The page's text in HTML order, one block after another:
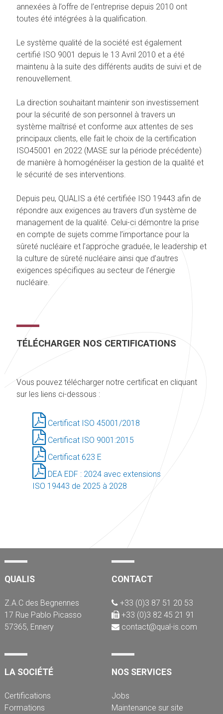
annexées à l’offre de l’entreprise depuis 2010 ont
toutes été intégrées à la qualification.
Le système qualité de la société est également
certifié ISO 9001 depuis le 13 Avril 2010 et a été
maintenu à la suite des différents audits de suivi et de
renouvellement.
La direction souhaitant maintenir son investissement
pour la sécurité de son personnel à travers un
système maîtrisé et conforme aux attentes de ses
principaux clients, elle fait le choix de la certification
ISO45001 en 2022 (MASE sur la période précédente)
de manière à homogénéiser la gestion de la qualité et
le sécurité de ses interventions.
Depuis peu, QUALIS a été certifiée ISO 19443 afin de
répondre aux exigences au travers d’un système de
management de la qualité. Celui-ci démontre la prise
en compte de sujets comme l’importance pour la
sûreté nucléaire et l’approche graduée, le leadership et
la culture de sûreté nucléaire ainsi que d’autres
exigences spécifiques au secteur de l’énergie
nucléaire.
TÉLÉCHARGER NOS CERTIFICATIONS
Vous pouvez télécharger notre certificat en cliquant
sur les liens ci-dessous :
Certificat ISO 45001/2018
Certificat ISO 9001:2015
Certificat 623 E
DEA EDF : 2024 avec extensions
ISO 19443 de 2025 à 2028
QUALIS
Z.A.C des Begnennes
17 Rue Pablo Picasso
57365, Ennery
CONTACT
+33 (0)3 87 51 20 53
+33 (0)3 82 45 21 91
contact@qual-is.com
LA SOCIÉTÉ
Certifications
Formations
NOS SERVICES
Jobs
Maintenance sur site